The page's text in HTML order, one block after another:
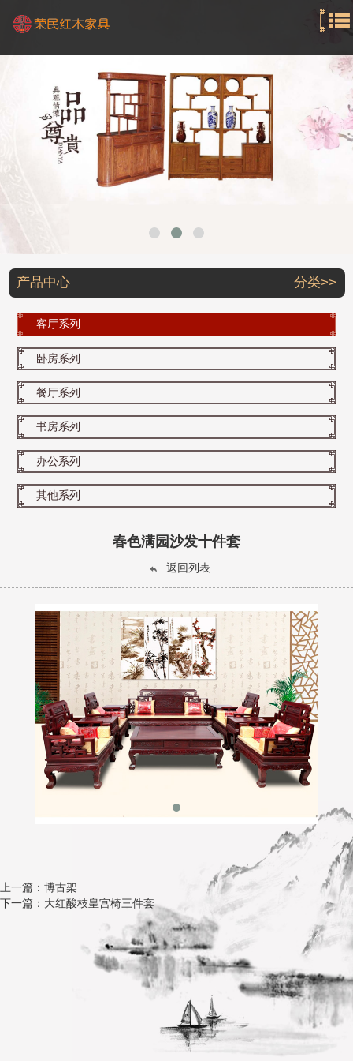
产品中心 分类>>
客厅系列
卧房系列
餐厅系列
书房系列
办公系列
其他系列
春色满园沙发十件套
返回列表
上一篇：博古架
下一篇：大红酸枝皇宫椅三件套